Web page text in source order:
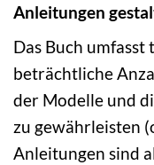
Anleitungen
Das Buch
beträchtliche
der Modelle und
zu gewährleisten
Anleitungen sind